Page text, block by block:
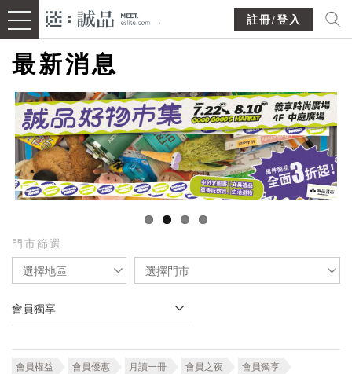
註冊/登入
最新消息
門市篩選
選擇地區 選擇門市
會員獨享
會員權益 會員優惠 月讀一冊 會員之夜 會員獨享